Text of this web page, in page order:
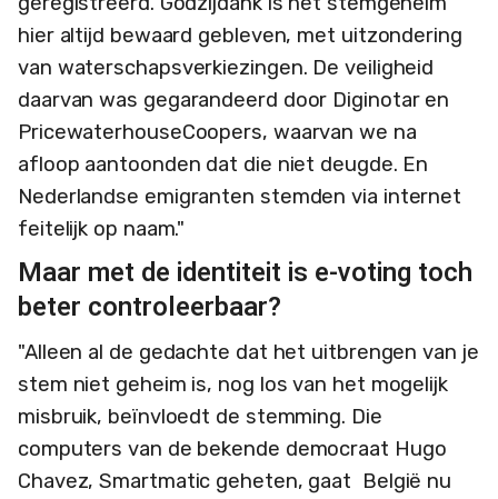
hier altijd bewaard gebleven, met uitzondering
van waterschapsverkiezingen. De veiligheid
daarvan was gegarandeerd door Diginotar en
PricewaterhouseCoopers, waarvan we na
afloop aantoonden dat die niet deugde. En
Nederlandse emigranten stemden via internet
feitelijk op naam."
Maar met de identiteit is e-voting toch
beter controleerbaar?
"Alleen al de gedachte dat het uitbrengen van je
stem niet geheim is, nog los van het mogelijk
misbruik, beïnvloedt de stemming. Die
computers van de bekende democraat Hugo
Chavez, Smartmatic geheten, gaat België nu